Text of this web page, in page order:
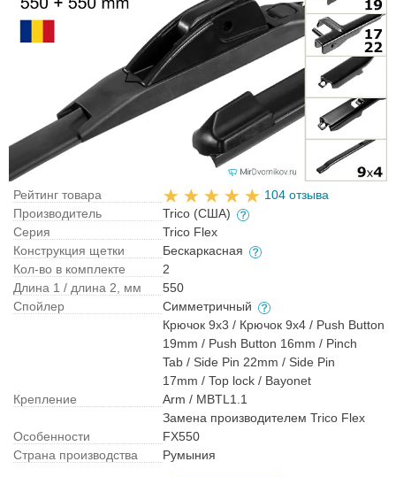
Рейтинг товара
104 отзыва
Производитель
Trico (США)
Серия
Trico Flex
Конструкция щетки
Бескаркасная
Кол-во в комплекте
2
Длина 1 / длина 2, мм
550
Спойлер
Симметричный
Крепление
Крючок 9x3 / Крючок 9x4 / Push Button
19mm / Push Button 16mm / Pinch
Tab / Side Pin 22mm / Side Pin
17mm / Top lock / Bayonet
Arm / MBTL1.1
Особенности
Замена производителем Trico Flex
FX550
Страна производства
Румыния